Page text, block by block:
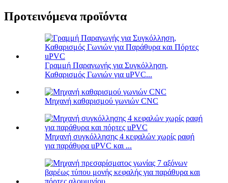
Προτεινόμενα προϊόντα
Γραμμή Παραγωγής για Συγκόλληση,
Καθαρισμός Γωνιών για uPVC...
Μηχανή καθαρισμού γωνιών CNC
Μηχανή συγκόλλησης 4 κεφαλών χωρίς ραφή
για παράθυρα uPVC και ...